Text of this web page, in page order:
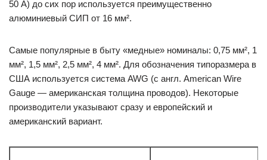
50 А) до сих пор используется преимущественно
алюминиевый СИП от 16 мм².
Самые популярные в быту «медные» номиналы: 0,75 мм², 1
мм², 1,5 мм², 2,5 мм², 4 мм². Для обозначения типоразмера в
США используется система AWG (с англ. American Wire
Gauge — американская толщина проводов). Некоторые
производители указывают сразу и европейский и
американский вариант.